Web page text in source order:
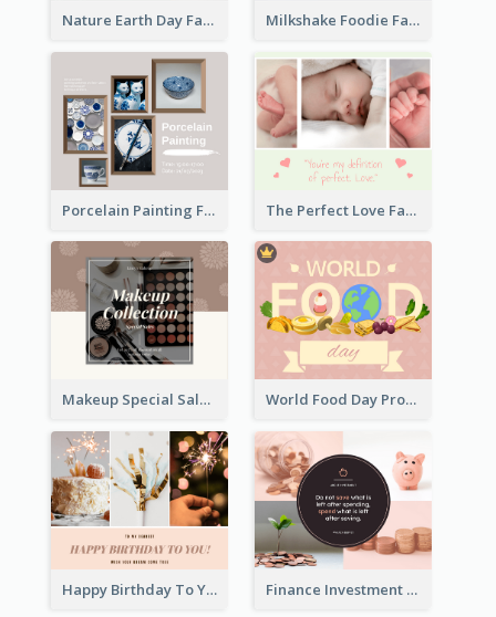
Nature Earth Day Facebook Post Milkshake Foodie Facebook Post
Porcelain Painting Facebook Post The Perfect Love Facebook Post
Makeup Special Sale Facebook Post World Food Day Promote Facebook Post
Happy Birthday To You Wishes Facebook Post Finance Investment Quote Facebook Post